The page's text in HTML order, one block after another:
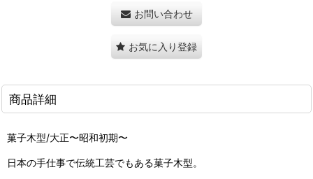
お問い合わせ
お気に入り登録
商品詳細
菓子木型/大正〜昭和初期〜
日本の手仕事で伝統工芸でもある菓子木型。